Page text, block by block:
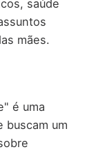
saúde
mães.
é uma
buscam um